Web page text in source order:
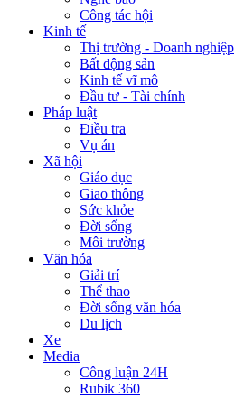
Công tác hội
Kinh tế
Thị trường - Doanh nghiệp
Bất động sản
Kinh tế vĩ mô
Đầu tư - Tài chính
Pháp luật
Điều tra
Vụ án
Xã hội
Giáo dục
Giao thông
Sức khỏe
Đời sống
Môi trường
Văn hóa
Giải trí
Thể thao
Đời sống văn hóa
Du lịch
Xe
Media
Công luận 24H
Rubik 360